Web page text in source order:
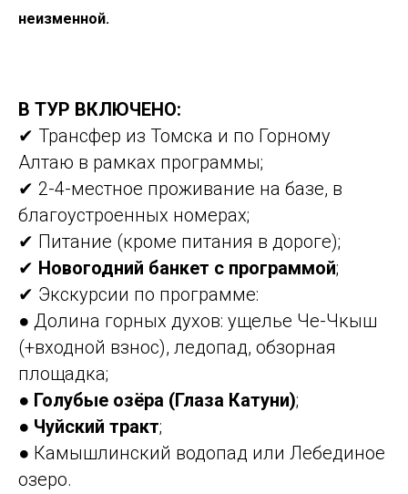
неизменной.
В ТУР ВКЛЮЧЕНО:
✔ Трансфер из Томска и по Горному
Алтаю в рамках программы;
✔ 2-4-местное проживание на базе, в
благоустроенных номерах;
✔ Питание (кроме питания в дороге);
✔ Новогодний банкет с программой;
✔ Экскурсии по программе:
● Долина горных духов: ущелье Че-Чкыш
(+входной взнос), ледопад, обзорная
площадка;
● Голубые озёра (Глаза Катуни);
● Чуйский тракт;
● Камышлинский водопад или Лебединое
озеро.